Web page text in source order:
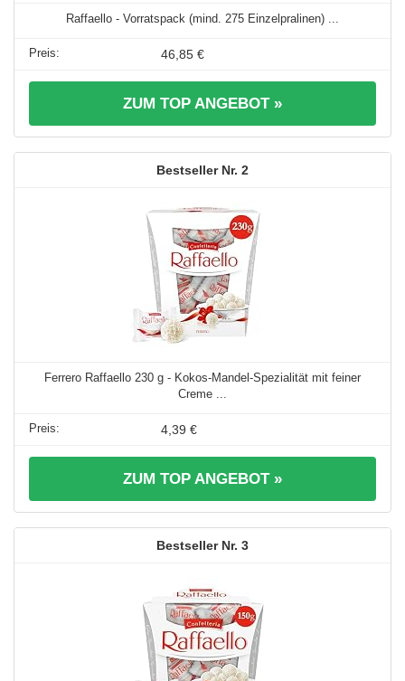
Raffaello - Vorratspack (mind. 275 Einzelpralinen) ...
46,85 €
ZUM TOP ANGEBOT »
2
Ferrero Raffaello 230 g - Kokos-Mandel-Spezialität mit feiner
Creme ...
4,39 €
ZUM TOP ANGEBOT »
3